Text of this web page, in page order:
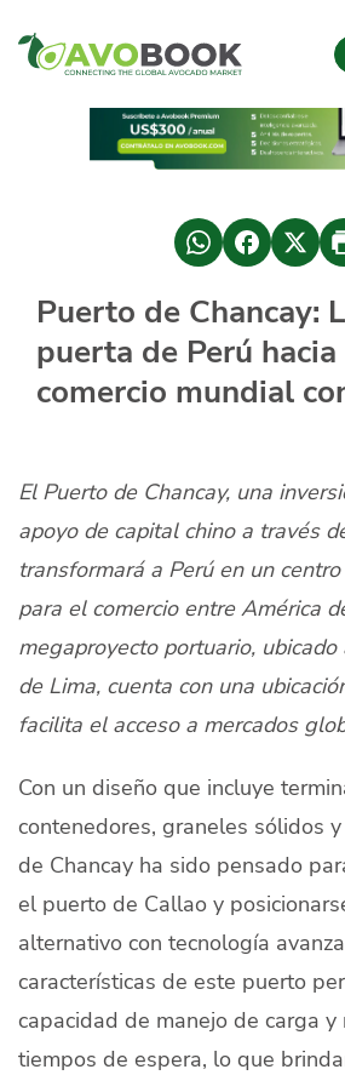
AvoReports
AvoComments
AvoMagazine
Iniciar Sesión
Quiénes Somos
Productores
Mercados
Contacto
modo claro
Puerto de Chancay:
puerta de Perú
comercio mundial
El Puerto de Chancay, una
apoyo de capital chino a través
transformará a Perú en un
para el comercio entre América
megaproyecto portuario,
de Lima, cuenta con una
facilita el acceso a mercados
Con un diseño que incluye
contenedores, graneles sólidos
de Chancay ha sido pensado
el puerto de Callao y
alternativo con tecnología
características de este puerto
capacidad de manejo de carga y
tiempos de espera, lo que